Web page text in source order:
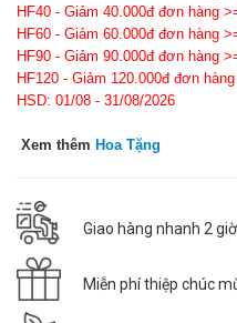
HF40 - Giảm 40.000đ đơn hàng
HF60 - Giảm 60.000đ đơn hàng
HF90 - Giảm 90.000đ đơn hàng
HF120 - Giảm 120.000đ đơn
HSD: 01/08 - 31/08/2026
Xem thêm Hoa Tặng
Giao hàng nhanh 2
Miễn phí thiệp chúc